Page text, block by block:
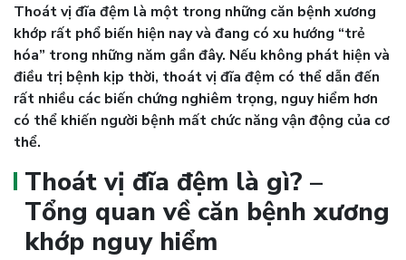
Thoát vị đĩa đệm là một trong những căn bệnh xương
khớp rất phổ biến hiện nay và đang có xu hướng “trẻ
hóa” trong những năm gần đây. Nếu không phát hiện và
điều trị bệnh kịp thời, thoát vị đĩa đệm có thể dẫn đến
rất nhiều các biến chứng nghiêm trọng, nguy hiểm hơn
có thể khiến người bệnh mất chức năng vận động của cơ
thể.
Thoát vị đĩa đệm là gì? –
Tổng quan về căn bệnh xương
khớp nguy hiểm